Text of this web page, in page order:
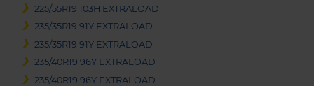
225/55R19 103H EXTRALOAD
235/35R19 91Y EXTRALOAD
235/35R19 91Y EXTRALOAD
235/40R19 96Y EXTRALOAD
235/40R19 96Y EXTRALOAD